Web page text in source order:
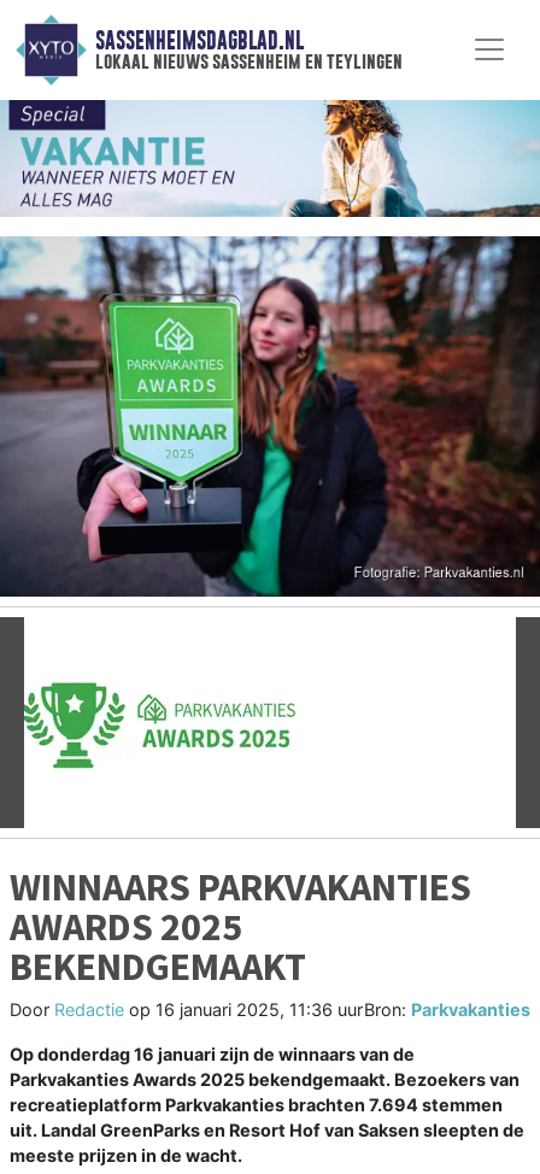
SASSENHEIMSDAGBLAD.NL
lokaal nieuws sassenheim en teylingen
Vorige
WINNAARS PARKVAKANTIES
AWARDS 2025
BEKENDGEMAAKT
Door Redactie op 16 januari 2025, 11:36 uurBron: Parkvakanties
Op donderdag 16 januari zijn de winnaars van de
Parkvakanties Awards 2025 bekendgemaakt. Bezoekers van
recreatieplatform Parkvakanties brachten 7.694 stemmen
uit. Landal GreenParks en Resort Hof van Saksen sleepten de
meeste prijzen in de wacht.